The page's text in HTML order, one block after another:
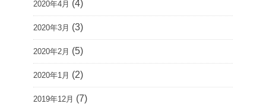
2020年4月 (4)
2020年3月 (3)
2020年2月 (5)
2020年1月 (2)
2019年12月 (7)